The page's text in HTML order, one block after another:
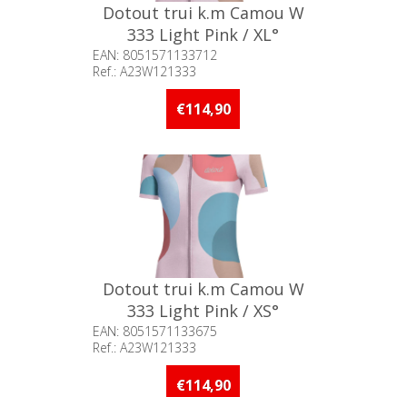
Dotout trui k.m Camou W
333 Light Pink / XL°
EAN: 8051571133712
Ref.: A23W121333
Beschikbaarheid:: Minder dan 5
stuks op voorraad
€114,90
Dotout trui k.m Camou W
333 Light Pink / XS°
EAN: 8051571133675
Ref.: A23W121333
Beschikbaarheid:: Minder dan 5
stuks op voorraad
€114,90